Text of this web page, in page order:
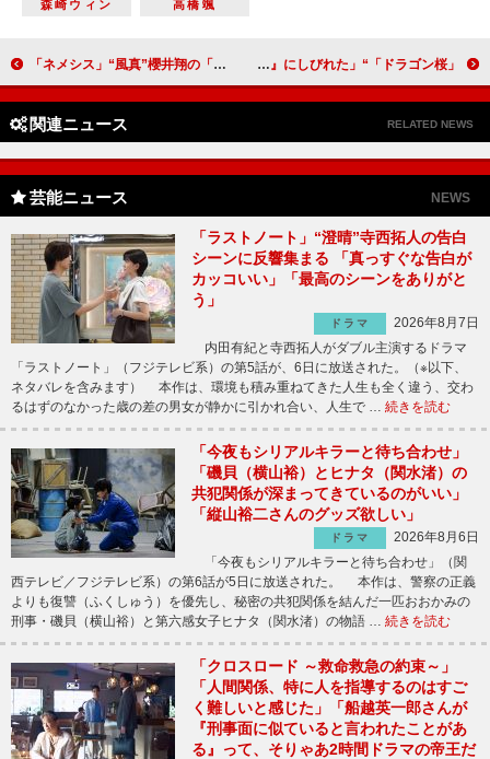
森崎ウィン 高橋颯
「ネメシス」“風真”櫻井翔の「魅力が堪能できる」 ２０年前の事件にも新たな動き 「ドラゴン桜」“桜木”阿部寛の長ぜりふに反響 「『ばかとブスこそ東大に行け！』にしびれた」
関連ニュース RELATED NEWS
芸能ニュース NEWS
「ラストノート」“澄晴”寺西拓人の告白
シーンに反響集まる 「真っすぐな告白が
カッコいい」「最高のシーンをありがと
う」
ドラマ
2026年8月7日
内田有紀と寺西拓人がダブル主演するドラマ
「ラストノート」（フジテレビ系）の第5話が、6日に放送された。（※以下、
ネタバレを含みます） 本作は、環境も積み重ねてきた人生も全く違う、交わ
るはずのなかった歳の差の男女が静かに引かれ合い、人生で … 続きを読む
「今夜もシリアルキラーと待ち合わせ」
「磯貝（横山裕）とヒナタ（関水渚）の
共犯関係が深まってきているのがいい」
「縦山裕二さんのグッズ欲しい」
ドラマ
2026年8月6日
「今夜もシリアルキラーと待ち合わせ」（関
西テレビ／フジテレビ系）の第6話が5日に放送された。 本作は、警察の正義
よりも復讐（ふくしゅう）を優先し、秘密の共犯関係を結んだ一匹おおかみの
刑事・磯貝（横山裕）と第六感女子ヒナタ（関水渚）の物語 … 続きを読む
「クロスロード ～救命救急の約束～」
「人間関係、特に人を指導するのはすご
く難しいと感じた」「船越英一郎さんが
『刑事面に似ていると言われたことがあ
る』って、そりゃあ2時間ドラマの帝王だ